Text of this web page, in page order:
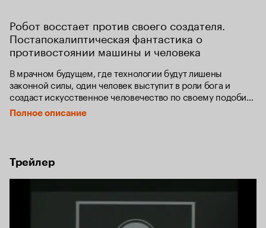
Робот восстает против своего создателя.
Постапокалиптическая фантастика о
противостоянии машины и человека
В мрачном будущем, где технологии будут лишены
законной силы, один человек выступит в роли бога и
создаст искусственное человечество по своему подобию.
Но когда человекоподобный робот станет красть жизнь
своего создателя, то начнется смертельная битва.
Полное описание
Трейлер